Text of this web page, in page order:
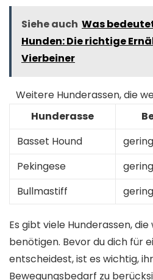
Siehe auch Was
Hunden: Die richtige
Vierbeiner
Weitere Hunderassen, die
Hunderasse
Basset Hound
gering
Pekingese
gering
Bullmastiff
gering
Es gibt viele Hunderassen, die
benötigen. Bevor du dich für
entscheidest, ist es wichtig,
Bewegungsbedarf zu